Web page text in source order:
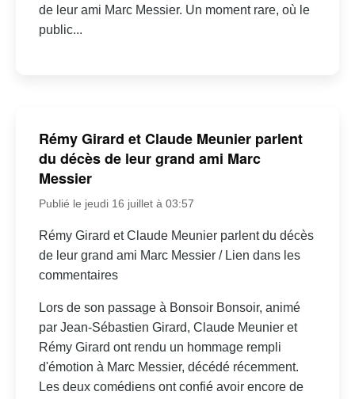
de leur ami Marc Messier. Un moment rare, où le
public...
Rémy Girard et Claude Meunier parlent
du décès de leur grand ami Marc
Messier
Publié le jeudi 16 juillet à 03:57
Rémy Girard et Claude Meunier parlent du décès
de leur grand ami Marc Messier / Lien dans les
commentaires
Lors de son passage à Bonsoir Bonsoir, animé
par Jean-Sébastien Girard, Claude Meunier et
Rémy Girard ont rendu un hommage rempli
d'émotion à Marc Messier, décédé récemment.
Les deux comédiens ont confié avoir encore de